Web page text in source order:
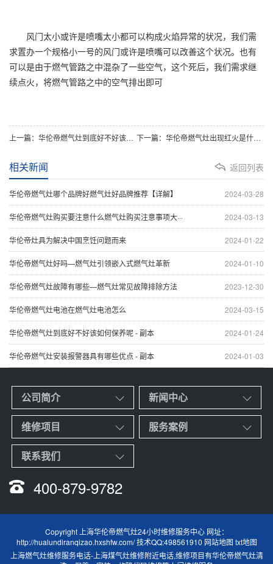
风门太小或许是喷嘴太小都可以构成火焰异常的状况，我们需
求置办一个规格小一号的风门或许是喷嘴可以改善这个状况。也有
可以是由于燃气管路之中混杂了一些空气，这个死后，我们需求继
续点火，将燃气管路之中的空气排出即可
上一篇：华伦帝燃气灶到底好不好该如何保养呢 - 副本 下一篇：华伦帝燃气灶出现红火是什么原因
返回列表
相关新闻
2024-03-28
华伦帝燃气灶哪个品牌好燃气灶好品牌推荐【详解】
2024-03-13
华伦帝燃气灶购买要注意什么燃气灶购买注意事项大···
2024-01-22
华伦帝灶具为解决中国烹饪问题而来
2024-01-10
华伦帝燃气灶好吗—燃气灶引领嵌入式燃气灶革新
2023-12-30
华伦帝燃气灶故障有哪些—燃气灶常见故障排除方法
2024-03-15
华伦帝燃气灶电池在燃气灶电池怎么
2024-01-24
华伦帝燃气灶到底好不好该如何保养呢 - 副本
2024-01-03
华伦帝燃气灶安装报警器具有哪些优点 - 副本
公司简介 新闻中心
维修项目 服务案例
联系我们
400-879-9782
Copyright 上海华伦帝燃气灶24小时维修服务中心 网址：
http://hualundiranqizao.hxshfw.com/ 技术QQ:498561910 网站地图 txt地图
上海燃气灶维修服务电话-上海煤气灶维修附近电话,维修项目有华伦帝燃气灶清